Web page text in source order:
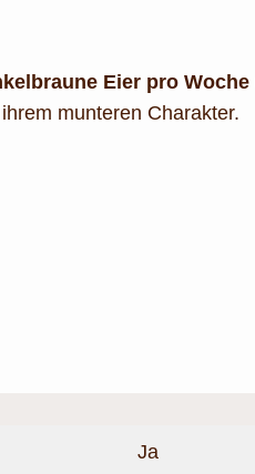
Eier pro Woche
munteren Charakter.
Ja